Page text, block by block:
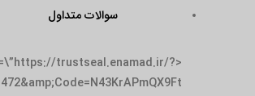
سوالات متداول
trustseal.enamad.ir/?